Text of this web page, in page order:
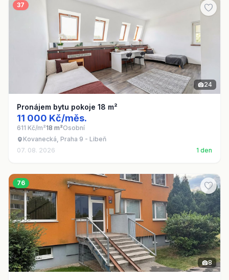
37
24
Pronájem bytu pokoje 18 m²
11 000 Kč/měs.
611 Kč/m²18 m²Osobní
Kovanecká, Praha 9 - Libeň
07. 08. 2026
1 den
76
8